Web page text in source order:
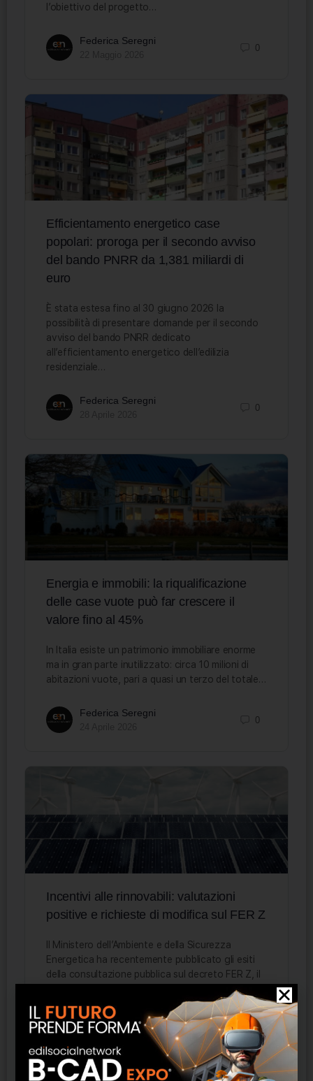
l’obiettivo del progetto…
Federica Seregni
0
Efficientamento energetico case
popolari: proroga per il secondo avviso
del bando PNRR da 1,381 miliardi di
euro
È stata estesa fino al 30 giugno 2026 la
possibilità di presentare domande per il secondo
avviso del bando PNRR dedicato
all’efficientamento energetico dell’edilizia
residenziale…
Federica Seregni
0
Energia e immobili: la riqualificazione
delle case vuote può far crescere il
valore fino al 45%
In Italia esiste un patrimonio immobiliare enorme
ma in gran parte inutilizzato: circa 10 milioni di
abitazioni vuote, pari a quasi un terzo del totale…
Federica Seregni
0
Incentivi alle rinnovabili: valutazioni
positive e richieste di modifica sul FER Z
Il Ministero dell’Ambiente e della Sicurezza
Energetica ha recentemente pubblicato gli esiti
della consultazione pubblica sul decreto FER Z, il
Federica Seregni
23 Aprile 2026
0